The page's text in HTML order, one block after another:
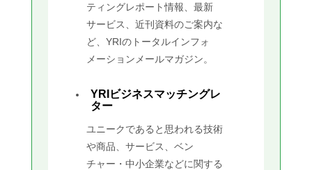
ティングレポート情報、最新
サービス、近刊資料のご案内な
ど、YRIのトータルインフォ
メーションメールマガジン。
YRIビジネスマッチングレ
ター
ユニークであると思われる技術
や商品、サービス、ベン
チャー・中小企業などに関する